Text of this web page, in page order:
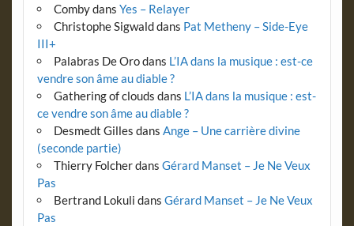
Combydans Yes – Relayer
Christophe Sigwalddans Pat Metheny – Side-Eye
III+
Palabras De Orodans L’IA dans la musique : est-ce
vendre son âme au diable ?
Gathering of clouds dans L’IA dans la musique : est-
ce vendre son âme au diable ?
Desmedt Gilles dans Ange – Une carrière divine
(seconde partie)
Thierry Folcherdans Gérard Manset – Je Ne Veux
Pas
Bertrand Lokuli dans Gérard Manset – Je Ne Veux
Pas